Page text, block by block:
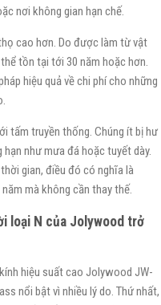
nơi không gian hạn chế.
cao hơn. Do được làm từ vật
tồn tại tới 30 năm hoặc hơn.
hiệu quả về chi phí cho những
tấm truyền thống. Chúng ít bị hư
như mưa đá hoặc tuyết dày.
gian, điều đó có nghĩa là
mà không cần thay thế.
loại N của Jolywood trở
hiệu suất cao Jolywood JW-
nổi bật vì nhiều lý do. Thứ nhất,